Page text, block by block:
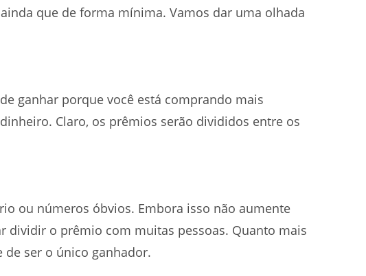
que de forma mínima. Vamos dar uma olhada
ganhar porque você está comprando mais
Claro, os prêmios serão divididos entre os
ou números óbvios. Embora isso não aumente
dividir o prêmio com muitas pessoas. Quanto mais
ser o único ganhador.